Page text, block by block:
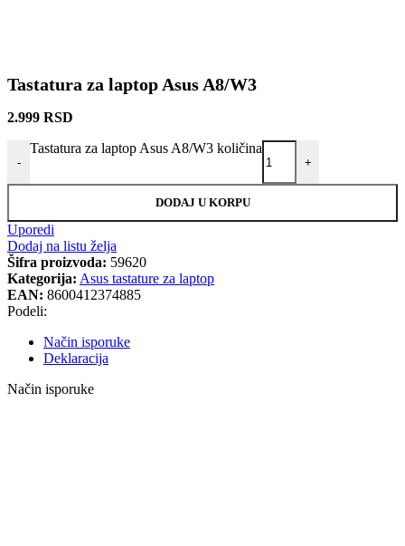
Tastatura za laptop Asus A8/W3
2.999 RSD
-
Tastatura za laptop Asus A8/W3 količina
+
DODAJ U KORPU
Uporedi
Dodaj na listu želja
Šifra proizvoda: 59620
Kategorija: Asus tastature za laptop
EAN: 8600412374885
Podeli:
Način isporuke
Deklaracija
Način isporuke